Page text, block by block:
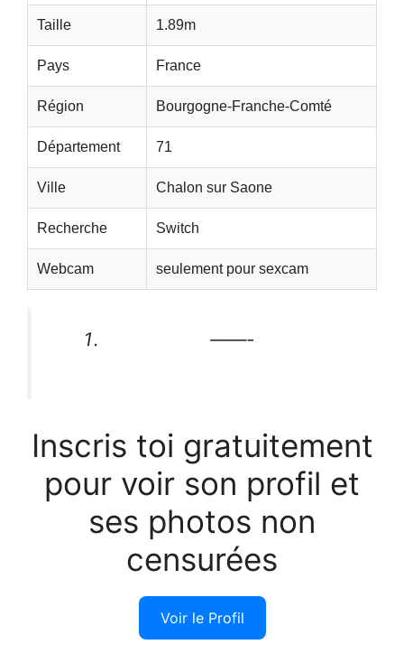
Taille 1.89m
Pays France
Région Bourgogne-Franche-Comté
Département 71
Ville Chalon sur Saone
Recherche Switch
Webcam seulement pour sexcam
——-
Inscris toi gratuitement
pour voir son profil et
ses photos non
censurées
Voir le Profil